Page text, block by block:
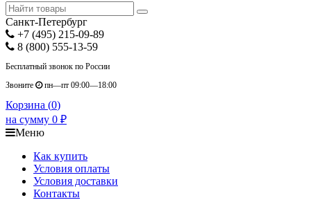
Санкт-Петербург
+7 (495) 215-09-89
8 (800) 555-13-59
Бесплатный звонок по России
Звоните
пн—пт 09:00—18:00
Корзина (0)
на сумму 0 ₽
Меню
Как купить
Условия оплаты
Условия доставки
Контакты